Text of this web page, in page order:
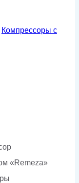
Компрессоры с
«Remeza»